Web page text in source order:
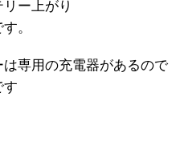
ー上がり
。
専用の充電器があるので
す